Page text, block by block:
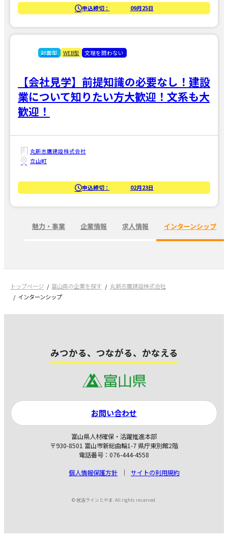
申込締切： 09月25日
対面型 WEB型 文理を問わない
【会社見学】前提知識の必要なし！建設
業について知りたい方大歓迎！文系も大
歓迎！
丸新志鷹建設株式会社
立山町
申込締切： 02月23日
魅力・事業 企業情報 求人情報 インターンシップ
トップページ 富山県の企業を探す
丸新志鷹建設株式会社
インターンシップ
みつかる、つながる、かなえる
富山県人材確保・活躍推進本部
〒930-8501 富山市新総曲輪1-7 県庁東別館2階
電話番号：076-444-4558
個人情報保護方針
サイトの利用規約
お問い合わせ
© 就活ラインとやま. All rights reserved.